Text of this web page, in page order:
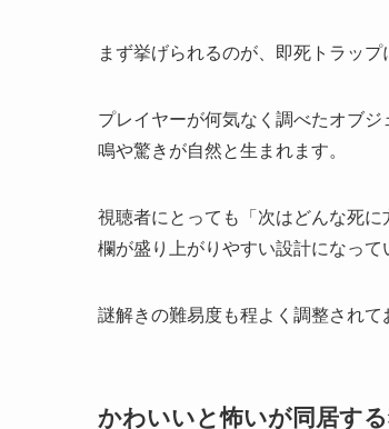
まず挙げられるのが、即死トラップ
プレイヤーが何気なく調べたオブ
鳴や驚きが自然と生まれます。
視聴者にとっても「次はどんな死
欄が盛り上がりやすい設計になって
謎解きの難易度も程よく調整されて
かわいいと怖いが同居す